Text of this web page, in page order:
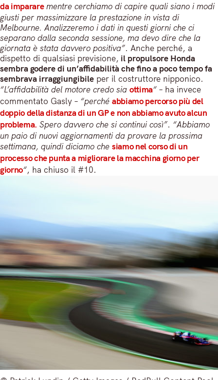
da impararementre cerchiamo di capire quali siano i modi
giusti per massimizzare la prestazione in vista di
Melbourne. Analizzeremo i dati in questi giorni che ci
separano dalla seconda sessione, ma devo dire che la
giornata è stata davvero positiva”. Anche perché, a
dispetto di qualsiasi previsione, il propulsore Honda
sembra godere di un’affidabilità che fino a poco tempo fa
sembrava irraggiungibile per il costruttore nipponico.
“L’affidabilità del motore credo sia ottima“– ha invece
commentato Gasly – “perché abbiamo percorso più del
doppio della distanza di un GP e non abbiamo avuto alcun
problema. Spero davvero che si continui così”. “Abbiamo
un paio di nuovi aggiornamenti da provare la prossima
settimana, quindi diciamo che siamo nel corso di un
processo che punta a migliorare la macchina giorno per
giorno“, ha chiuso il #10.